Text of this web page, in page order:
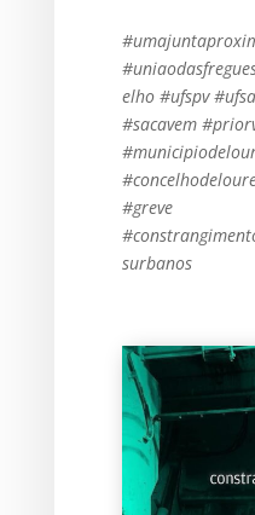
elho #ufspv
#sacavem
#greve
surbanos